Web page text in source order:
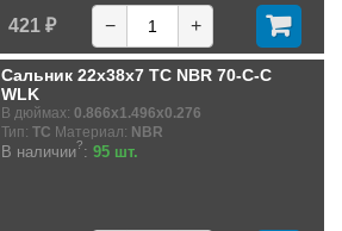
421 ₽ − +
Сальник 22x38x7 TC NBR 70-C-C
WLK
В дюймах: 0.866x1.496x0.276
Тип: TC Материал: NBR
В наличии?: 95 шт.